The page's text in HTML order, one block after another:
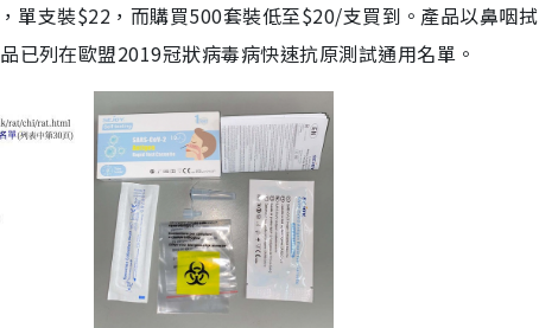
單支裝$22，而購買500套裝低至$20/支買到。產品以鼻咽
已列在歐盟2019冠狀病毒病快速抗原測試通用名單。